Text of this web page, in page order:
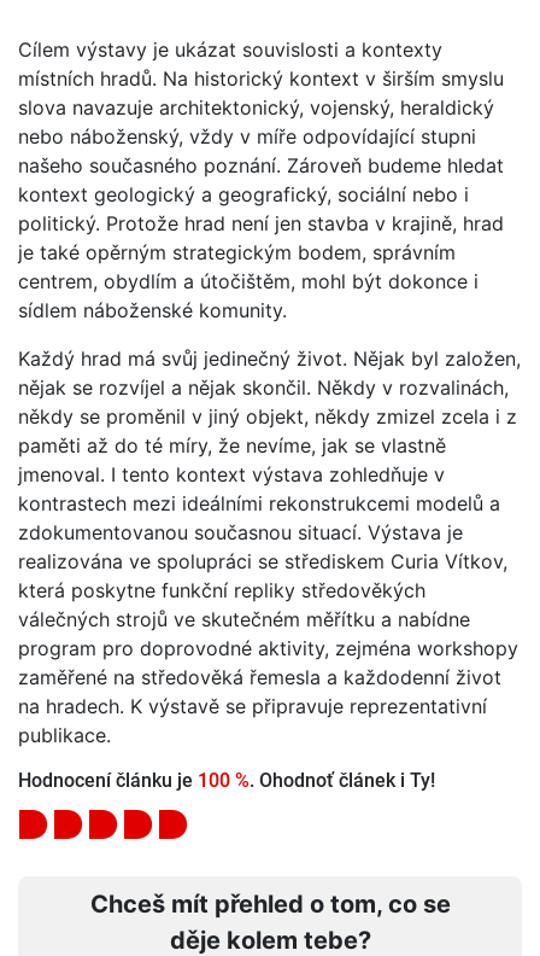
Cílem výstavy je ukázat souvislosti a kontexty
místních hradů. Na historický kontext v širším smyslu
slova navazuje architektonický, vojenský, heraldický
nebo náboženský, vždy v míře odpovídající stupni
našeho současného poznání. Zároveň budeme hledat
kontext geologický a geografický, sociální nebo i
politický. Protože hrad není jen stavba v krajině, hrad
je také opěrným strategickým bodem, správním
centrem, obydlím a útočištěm, mohl být dokonce i
sídlem náboženské komunity.
Každý hrad má svůj jedinečný život. Nějak byl založen,
nějak se rozvíjel a nějak skončil. Někdy v rozvalinách,
někdy se proměnil v jiný objekt, někdy zmizel zcela i z
paměti až do té míry, že nevíme, jak se vlastně
jmenoval. I tento kontext výstava zohledňuje v
kontrastech mezi ideálními rekonstrukcemi modelů a
zdokumentovanou současnou situací. Výstava je
realizována ve spolupráci se střediskem Curia Vítkov,
která poskytne funkční repliky středověkých
válečných strojů ve skutečném měřítku a nabídne
program pro doprovodné aktivity, zejména workshopy
zaměřené na středověká řemesla a každodenní život
na hradech. K výstavě se připravuje reprezentativní
publikace.
Hodnocení článku je 100 %. Ohodnoť článek i Ty!
Chceš mít přehled o tom, co se
děje kolem tebe?